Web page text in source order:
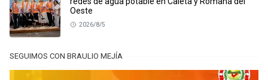
Oeste
2026/8/5
SEGUIMOS CON BRAULIO MEJÍA